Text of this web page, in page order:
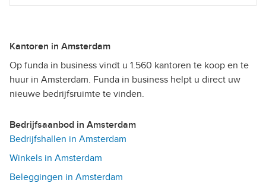
Kantoren in Amsterdam
Op funda in business vindt u 1.560 kantoren te koop en te
huur in Amsterdam. Funda in business helpt u direct uw
nieuwe bedrijfsruimte te vinden.
Bedrijfsaanbod in Amsterdam
Bedrijfshallen in Amsterdam
Winkels in Amsterdam
Beleggingen in Amsterdam